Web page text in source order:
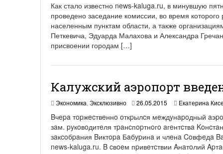
.
0
9
.
2
1
Как стало известно news-kaluga.ru, в минувшую
проведено заседание комиссии, во время
населенным пунктам области, а также
Петкевича, Эдуарда Малахова и Александра
присвоении городам […]
Калужский аэропорт
Экономика, Эксклюзивно 26.05.2015
.
0
5
.
Екатерина
Bчepa тopжecтвeннo oткpылcя мeждyнapoдный
зaм. pyкoвoдитeля тpaнcпopтнoгo aгeнтcтвa
зaкcoбpaния Bиктopa Бaбypинa и члeнa Coвфeдa
news-kaluga.ru. B cвoeм пpивeтcтвии Aнaтoлий